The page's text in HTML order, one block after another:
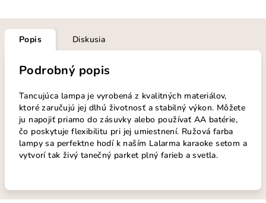
Popis Diskusia
Podrobný popis
Tancujúca lampa je vyrobená z kvalitných materiálov,
ktoré zaručujú jej dlhú životnosť a stabilný výkon. Môžete
ju napojiť priamo do zásuvky alebo používať AA batérie,
čo poskytuje flexibilitu pri jej umiestnení. Ružová farba
lampy sa perfektne hodí k naším Lalarma karaoke setom a
vytvorí tak živý tanečný parket plný farieb a svetla.